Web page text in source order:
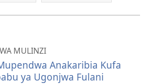
MULINZI
Anakaribia Kufa
ya Ugonjwa Fulani